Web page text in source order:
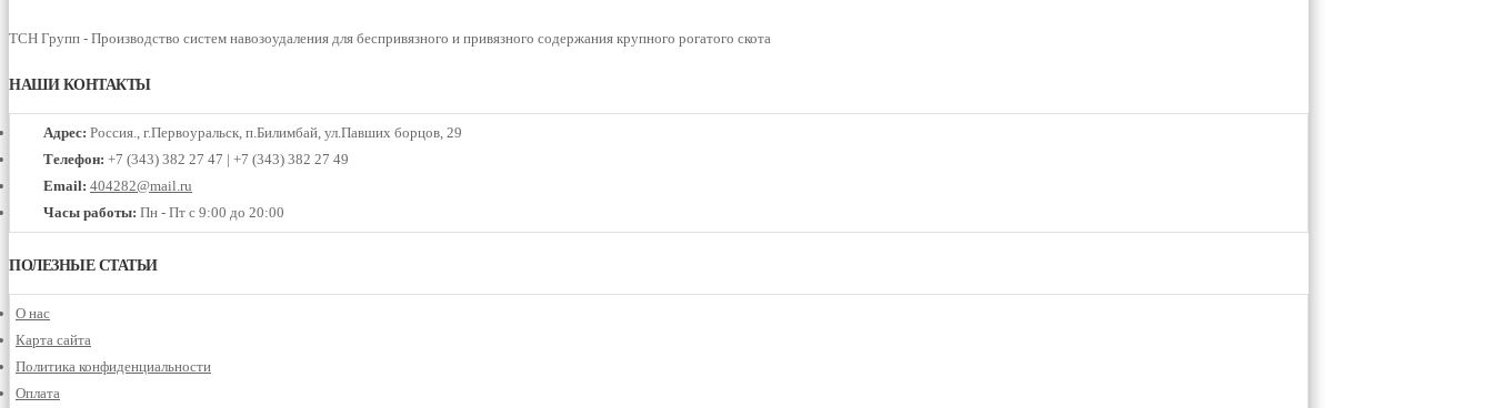
ТСН Групп - Производство систем навозоудаления для беспривязного и привязного содержания крупного рогатого скота
НАШИ КОНТАКТЫ
Адрес: Россия., г.Первоуральск, п.Билимбай, ул.Павших борцов, 29
Телефон: +7 (343) 382 27 47 | +7 (343) 382 27 49
Email: 404282@mail.ru
Часы работы: Пн - Пт с 9:00 до 20:00
ПОЛЕЗНЫЕ СТАТЬИ
О нас
Карта сайта
Политика конфиденциальности
Оплата